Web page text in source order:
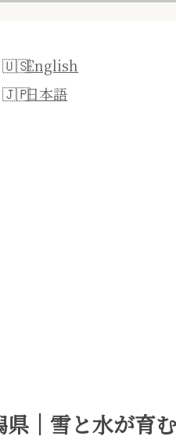
English
日本語
県｜雪と水が育